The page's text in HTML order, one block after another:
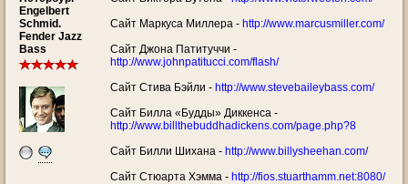
Engelbert
Schmid.
Fender Jazz
Bass
Сайт Маркуса Миллера - http://www.marcusmiller.com/
Сайт Джона Патитуччи -
http://www.johnpatitucci.com/flash/
Сайт Стива Бэйли - http://www.stevebaileybass.com/
Сайт Билла «Будды» Диккенса -
http://www.billthebuddhadickens.com/page.php?8
Сайт Билли Шихана - http://www.billysheehan.com/
Сайт Стюарта Хэмма - http://fios.stuarthamm.net:8080/